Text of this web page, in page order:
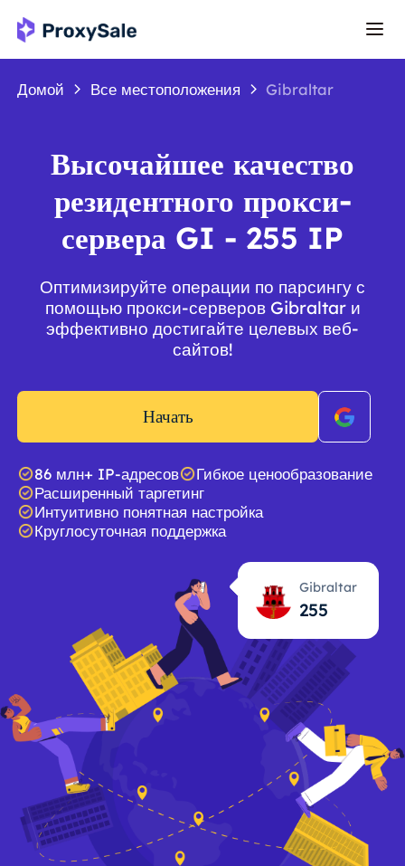
Домой Все местоположения Gibraltar
Высочайшее качество
резидентного прокси-
сервера GI - 255 IP
Оптимизируйте операции по парсингу с
помощью прокси-серверов Gibraltar и
эффективно достигайте целевых веб-
сайтов!
Начать
86 млн+ IP-адресов
Гибкое ценообразование
Расширенный таргетинг
Интуитивно понятная настройка
Круглосуточная поддержка
Gibraltar
255